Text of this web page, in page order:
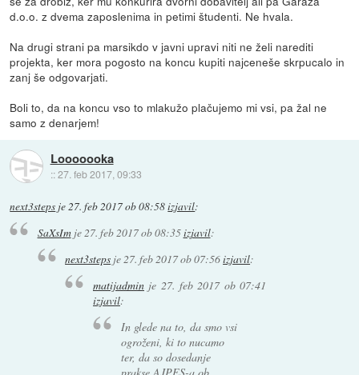
d.o.o. z dvema zaposlenima in petimi študenti. Ne hvala.
Na drugi strani pa marsikdo v javni upravi niti ne želi narediti
projekta, ker mora pogosto na koncu kupiti najceneše skrpucalo in
zanj še odgovarjati.
Boli to, da na koncu vso to mlakužo plačujemo mi vsi, pa žal ne
samo z denarjem!
Looooooka
::27. feb 2017, 09:33
next3steps je27. feb 2017 ob 08:58izjavil:
SaXsImje27. feb 2017 ob 08:35izjavil:
next3steps je27. feb 2017 ob 07:56izjavil:
matijadminje 27. feb 2017 ob 07:41
izjavil:
In glede na to, da smo vsi
ogroženi, ki to nucamo
ter, da so dosedanje